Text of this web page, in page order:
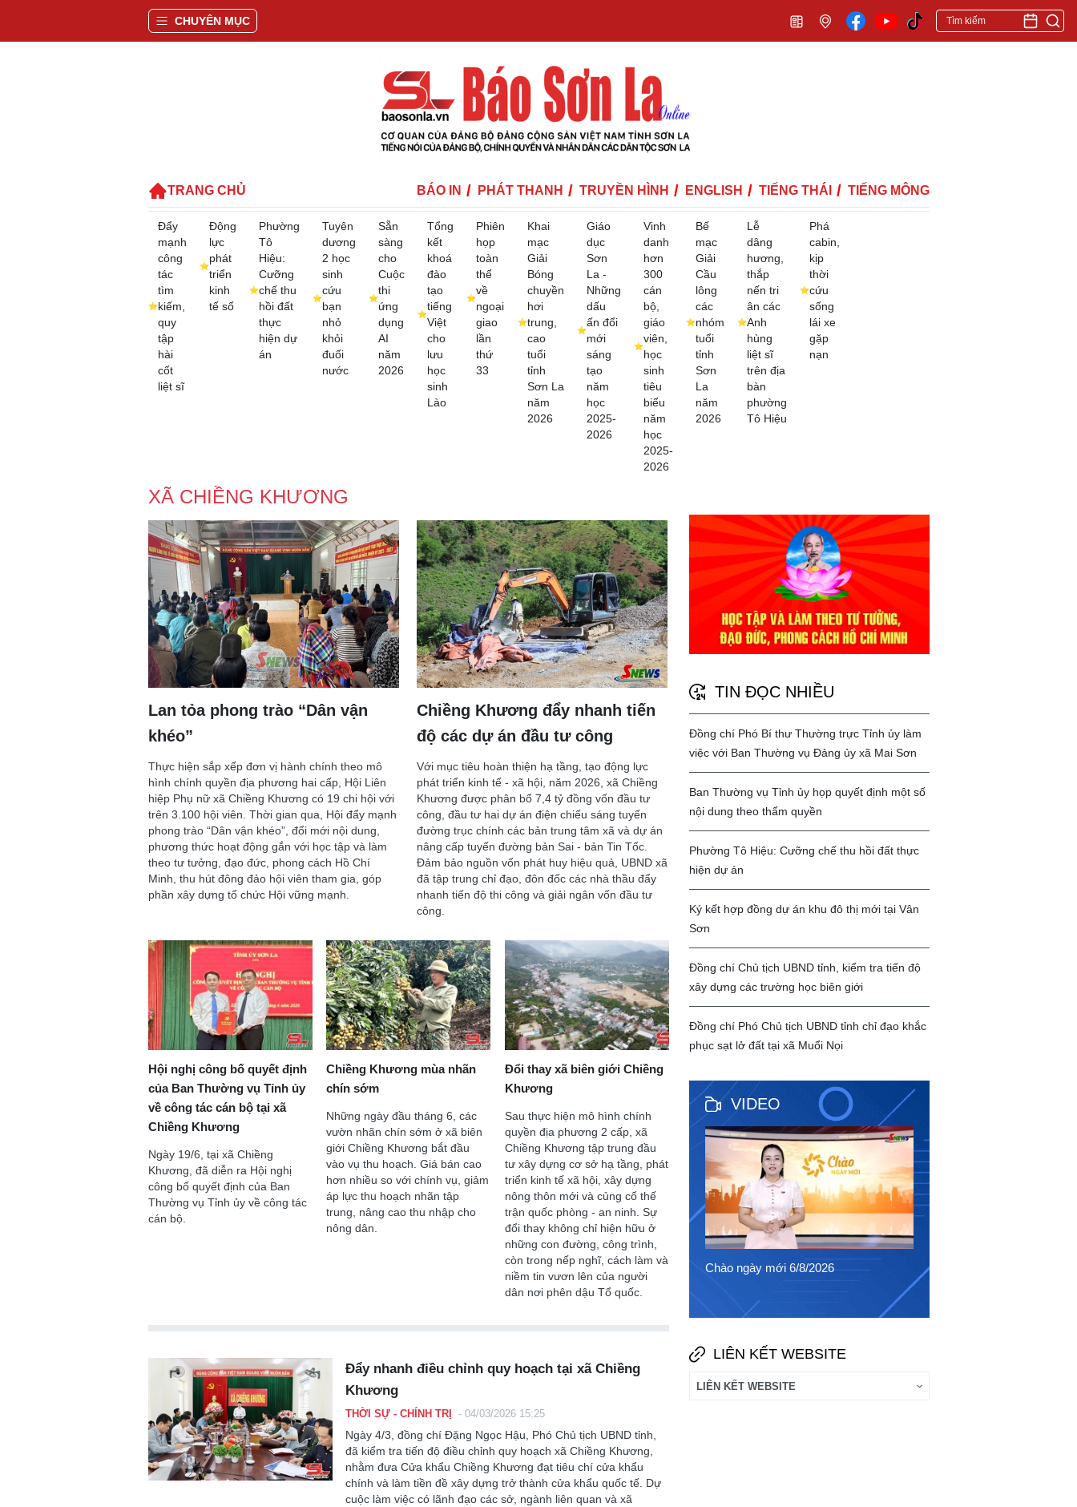
CHUYÊN MỤC
TRANG CHỦ BÁO IN PHÁT THANH TRUYỀN HÌNH ENGLISH TIẾNG THÁI TIẾNG MÔNG
Đẩy
mạnh
công
tác
tìm
kiếm,
quy
tập
hài
cốt
liệt sĩ
Động
lực
phát
triển
kinh
tế số
Phường
Tô
Hiệu:
Cưỡng
chế thu
hồi đất
thực
hiện dự
án
Tuyên
dương
2 học
sinh
cứu
bạn
nhỏ
khỏi
đuối
nước
Sẵn
sàng
cho
Cuộc
thi
ứng
dụng
AI
năm
2026
Tổng
kết
khoá
đào
tạo
tiếng
Việt
cho
lưu
học
sinh
Lào
Phiên
họp
toàn
thể
về
ngoại
giao
lần
thứ
33
Khai
mạc
Giải
Bóng
chuyền
hơi
trung,
cao
tuổi
tỉnh
Sơn La
năm
2026
Giáo
dục
Sơn
La -
Những
dấu
ấn đổi
mới
sáng
tạo
năm
học
2025-
2026
Vinh
danh
hơn
300
cán
bộ,
giáo
viên,
học
sinh
tiêu
biểu
năm
học
2025-
2026
Bế
mạc
Giải
Cầu
lông
các
nhóm
tuổi
tỉnh
Sơn
La
năm
2026
Lễ
dâng
hương,
thắp
nến tri
ân các
Anh
hùng
liệt sĩ
trên địa
bàn
phường
Tô Hiệu
Phá
cabin,
kịp
thời
cứu
sống
lái xe
gặp
nạn
XÃ CHIỀNG KHƯƠNG
Lan tỏa phong trào “Dân vận
khéo”
Thực hiện sắp xếp đơn vị hành chính theo mô
hình chính quyền địa phương hai cấp, Hội Liên
hiệp Phụ nữ xã Chiềng Khương có 19 chi hội với
trên 3.100 hội viên. Thời gian qua, Hội đẩy mạnh
phong trào “Dân vận khéo”, đổi mới nội dung,
phương thức hoạt động gắn với học tập và làm
theo tư tưởng, đạo đức, phong cách Hồ Chí
Minh, thu hút đông đảo hội viên tham gia, góp
phần xây dựng tổ chức Hội vững mạnh.
Chiềng Khương đẩy nhanh tiến
độ các dự án đầu tư công
Với mục tiêu hoàn thiện hạ tầng, tạo động lực
phát triển kinh tế - xã hội, năm 2026, xã Chiềng
Khương được phân bổ 7,4 tỷ đồng vốn đầu tư
công, đầu tư hai dự án điện chiếu sáng tuyến
đường trục chính các bản trung tâm xã và dự án
nâng cấp tuyến đường bản Sai - bản Tin Tốc.
Đảm bảo nguồn vốn phát huy hiệu quả, UBND xã
đã tập trung chỉ đạo, đôn đốc các nhà thầu đẩy
nhanh tiến độ thi công và giải ngân vốn đầu tư
công.
Hội nghị công bố quyết định
của Ban Thường vụ Tỉnh ủy
về công tác cán bộ tại xã
Chiềng Khương
Ngày 19/6, tại xã Chiềng
Khương, đã diễn ra Hội nghị
công bố quyết định của Ban
Thường vụ Tỉnh ủy về công tác
cán bộ.
Chiềng Khương mùa nhãn
chín sớm
Những ngày đầu tháng 6, các
vườn nhãn chín sớm ở xã biên
giới Chiềng Khương bắt đầu
vào vụ thu hoạch. Giá bán cao
hơn nhiều so với chính vụ, giảm
áp lực thu hoạch nhãn tập
trung, nâng cao thu nhập cho
nông dân.
Đổi thay xã biên giới Chiềng
Khương
Sau thực hiện mô hình chính
quyền địa phương 2 cấp, xã
Chiềng Khương tập trung đầu
tư xây dựng cơ sở hạ tầng, phát
triển kinh tế xã hội, xây dựng
nông thôn mới và củng cố thế
trận quốc phòng - an ninh. Sự
đổi thay không chỉ hiện hữu ở
những con đường, công trình,
còn trong nếp nghĩ, cách làm và
niềm tin vươn lên của người
dân nơi phên dậu Tổ quốc.
Đẩy nhanh điều chỉnh quy hoạch tại xã Chiềng
Khương
-
THỜI SỰ - CHÍNH TRỊ 04/03/2026 15:25
Ngày 4/3, đồng chí Đặng Ngọc Hậu, Phó Chủ tịch UBND tỉnh,
đã kiểm tra tiến độ điều chỉnh quy hoạch xã Chiềng Khương,
nhằm đưa Cửa khẩu Chiềng Khương đạt tiêu chí cửa khẩu
chính và làm tiền đề xây dựng trở thành cửa khẩu quốc tế. Dự
cuộc làm việc có lãnh đạo các sở, ngành liên quan và xã
TIN ĐỌC NHIỀU
Đồng chí Phó Bí thư Thường trực Tỉnh ủy làm
việc với Ban Thường vụ Đảng ủy xã Mai Sơn
Ban Thường vụ Tỉnh ủy họp quyết định một số
nội dung theo thẩm quyền
Phường Tô Hiệu: Cưỡng chế thu hồi đất thực
hiện dự án
Ký kết hợp đồng dự án khu đô thị mới tại Vân
Sơn
Đồng chí Chủ tịch UBND tỉnh, kiểm tra tiến độ
xây dựng các trường học biên giới
Đồng chí Phó Chủ tịch UBND tỉnh chỉ đạo khắc
phục sạt lở đất tại xã Muổi Nọi
VIDEO
Chào ngày mới 1/8/2026
Chào ngày mới 7/8/2026 Chào ngày mới 6/8/2026
Chào ngày mới 5/8/2026
LIÊN KẾT WEBSITE